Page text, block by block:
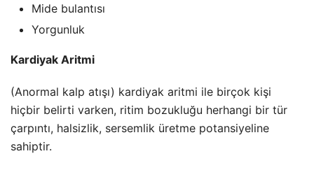
Mide bulantısı
Yorgunluk
Kardiyak Aritmi
(Anormal kalp atışı) kardiyak aritmi ile birçok kişi
hiçbir belirti varken, ritim bozukluğu herhangi bir tür
çarpıntı, halsizlik, sersemlik üretme potansiyeline
sahiptir.